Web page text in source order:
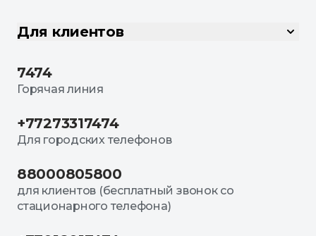
Для клиентов
7474
Горячая линия
+77273317474
Для городских телефонов
88000805800
для клиентов (бесплатный звонок со
стационарного телефона)